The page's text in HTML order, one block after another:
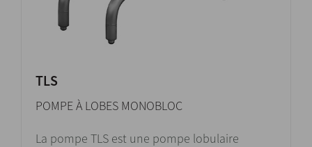
TLS
POMPE À LOBES MONOBLOC
La pompe TLS est une pompe lobulaire